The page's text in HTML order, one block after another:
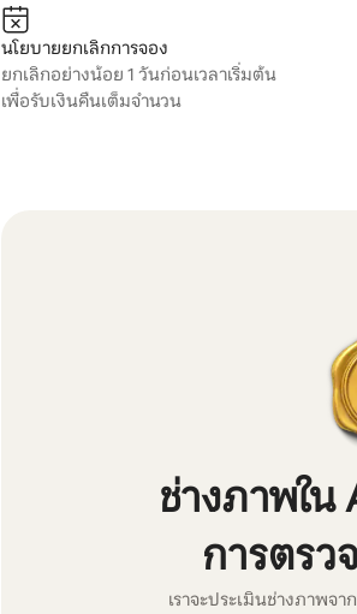
นโยบายยกเลิกการจอง
ยกเลิกอย่างน้อย 1 วันก่อนเวลาเริ่มต้น
เพื่อรับเงินคืนเต็มจำนวน
ช่างภาพใน
การตร
เราจะประเมินช่างภาพ